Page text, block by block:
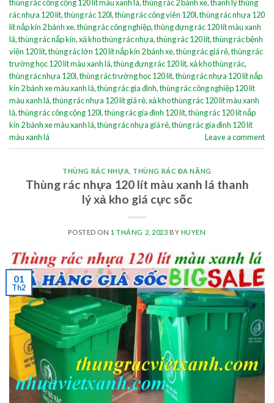
thùng rác công cộng 120 lít màu xanh lá,thùng rác 2 bánh xe,thanh lý thùng
rác nhựa 120 lít,thùng rác 120l,thùng rác công viên 120l,thùng rác nhựa 120
lít nắp kín 2 bánh xe,thùng rác công nghiệp,thùng đựng rác 120 lít màu xanh
lá,thùng rác nắp kín,xả kho thùng rác nhựa,thùng rác 120 lít,thùng rác bệnh
viện 120 lít,thùng rác lớn 120 lít nắp kín 2 bánh xe,thùng rác giá rẻ,thùng rác
trường học 120 lít màu xanh lá,thùng đựng rác 120 lít,xả kho thùng rác,
thùng rác nhựa 120l,thùng rác trường học 120 lít,thùng rác nhựa 120 lít nắp
kín 2 bánh xe màu xanh lá,thùng rác gia đình,thùng rác công nghiệp 120 lít
màu xanh lá,thùng rác nhựa 120 lít giá rẻ,xả kho thùng rác 120 lít màu xanh
lá,thùng rác công cộng 120l,thùng rác gia đình 120 lít,thùng rác 120 lít nắp
kín 2 bánh xe màu xanh lá,thùng rác nhựa giá rẻ,thùng rác gia đình 120 lít
màu xanh lá
Leave a comment
THÙNG RÁC NHỰA THÙNG RÁC ĐA NĂNG
Thùng rác nhựa 120 lít màu xanh lá thanh
lý xả kho giá cực sốc
POSTED ON 1 THÁNG 2, 2023 BY HUYEN
01
Th2